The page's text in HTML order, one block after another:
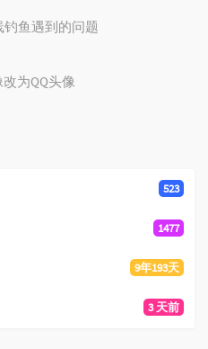
鱼遇到的问题
为QQ头像
523
1477
9年193天
3 天前